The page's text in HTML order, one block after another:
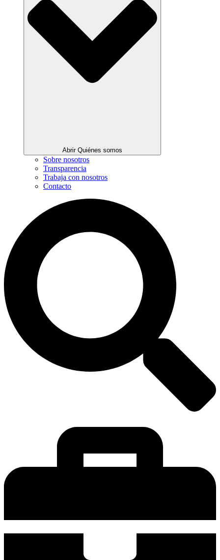
Abrir Quiénes somos
Sobre nosotros
Transparencia
Trabaja con nosotros
Contacto